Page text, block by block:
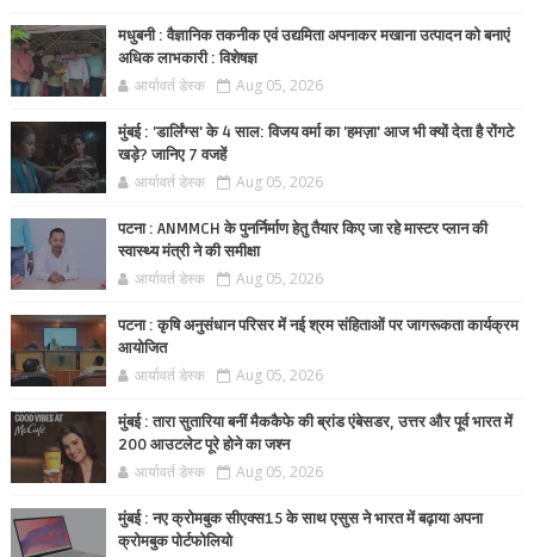
मधुबनी : वैज्ञानिक तकनीक एवं उद्यमिता अपनाकर मखाना उत्पादन को बनाएं
अधिक लाभकारी : विशेषज्ञ
आर्यावर्त डेस्क Aug 05, 2026
मुंबई : 'डार्लिंग्स' के 4 साल: विजय वर्मा का 'हमज़ा' आज भी क्यों देता है रोंगटे
खड़े? जानिए 7 वजहें
आर्यावर्त डेस्क Aug 05, 2026
पटना : ANMMCH के पुनर्निर्माण हेतु तैयार किए जा रहे मास्टर प्लान की
स्वास्थ्य मंत्री ने की समीक्षा
आर्यावर्त डेस्क Aug 05, 2026
पटना : कृषि अनुसंधान परिसर में नई श्रम संहिताओं पर जागरूकता कार्यक्रम
आयोजित
आर्यावर्त डेस्क Aug 05, 2026
मुंबई : तारा सुतारिया बनीं मैककैफे की ब्रांड एंबेसडर, उत्तर और पूर्व भारत में
200 आउटलेट पूरे होने का जश्न
आर्यावर्त डेस्क Aug 05, 2026
मुंबई : नए क्रोमबुक सीएक्स15 के साथ एसुस ने भारत में बढ़ाया अपना
क्रोमबुक पोर्टफोलियो